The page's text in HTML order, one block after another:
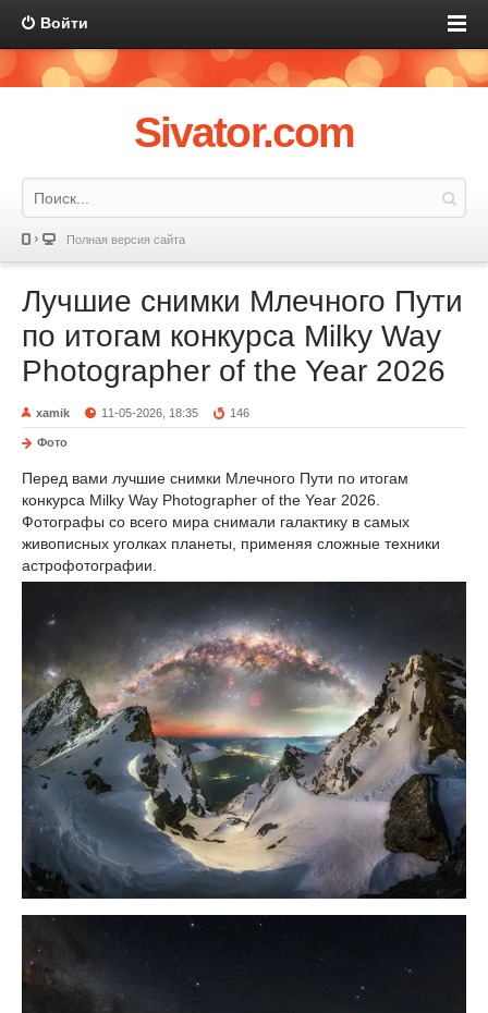
Войти
Sivator.com
Полная версия сайта
Лучшие снимки Млечного Пути
по итогам конкурса Milky Way
Photographer of the Year 2026
xamik 11-05-2026, 18:35 146
Фото
Перед вами лучшие снимки Млечного Пути по итогам
конкурса Milky Way Photographer of the Year 2026.
Фотографы со всего мира снимали галактику в самых
живописных уголках планеты, применяя сложные техники
астрофотографии.